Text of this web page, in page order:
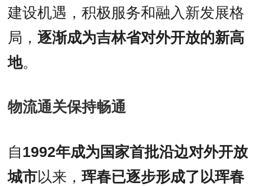
建设机遇，积极服务和融入新发展格
局， 逐渐成为吉林省对外开放的新高
地。
物流通关保持畅通
自1992年成为国家首批沿边对外开放
城市以来， 珲春已逐步形成了以珲春